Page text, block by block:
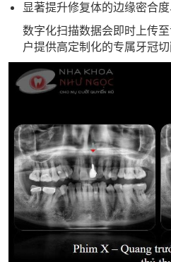
显著提升修复体的边缘密合
数字化扫描数据会即时上传
户提供高定制化的专属牙冠切